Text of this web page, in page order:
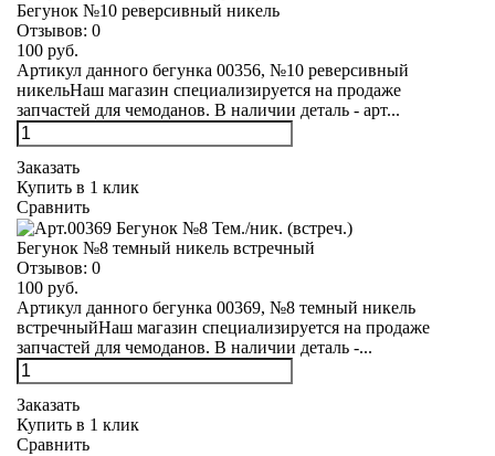
Бегунок №10 реверсивный никель
Отзывов: 0
100 руб.
Артикул данного бегунка 00356, №10 реверсивный
никельНаш магазин специализируется на продаже
запчастей для чемоданов. В наличии деталь - арт...
Заказать
Купить в 1 клик
Сравнить
Бегунок №8 темный никель встречный
Отзывов: 0
100 руб.
Артикул данного бегунка 00369, №8 темный никель
встречныйНаш магазин специализируется на продаже
запчастей для чемоданов. В наличии деталь -...
Заказать
Купить в 1 клик
Сравнить